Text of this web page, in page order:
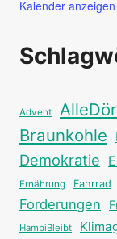
Kalender anzeigen
Advent
Braunkohle
Demokratie
Ernährung Fahrrad
Forderungen
HambiBleibt